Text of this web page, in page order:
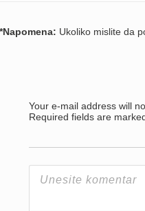
Ukoliko mislite da
Your e-mail address will
Required fields are